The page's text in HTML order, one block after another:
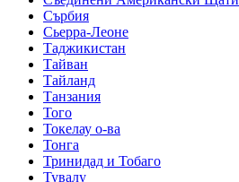
Сърбия
Сьерра-Леоне
Таджикистан
Тайван
Тайланд
Танзания
Того
Токелау о-ва
Тонга
Тринидад и Тобаго
Тувалу